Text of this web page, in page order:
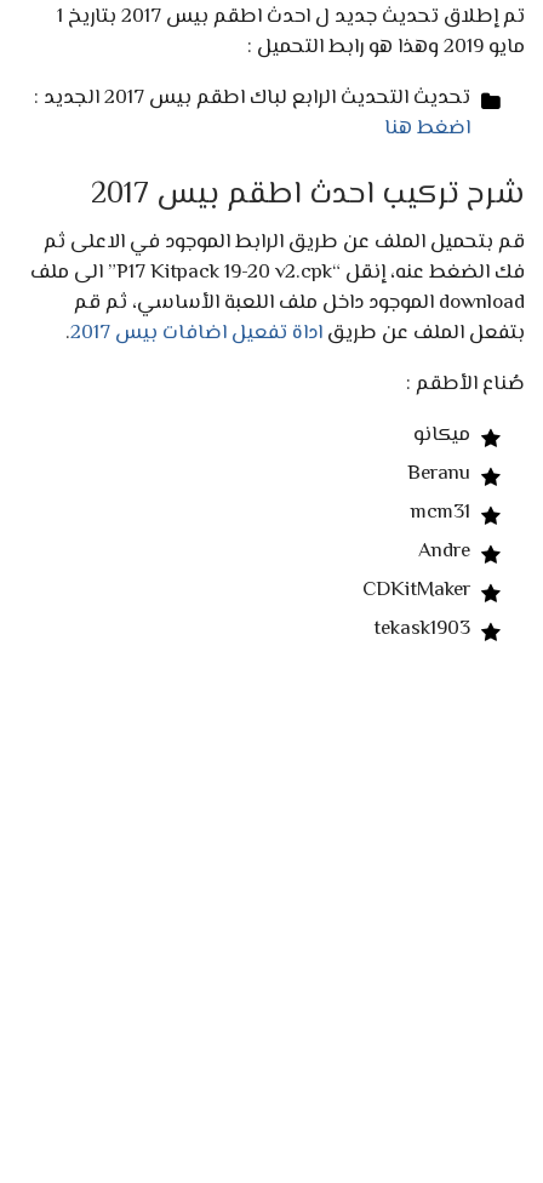
تم إطلاق تحديث جديد ل احدث اطقم بيس 2017 بتاريخ 1
مايو 2019 وهذا هو رابط التحميل :
تحديث التحديث الرابع لباك اطقم بيس 2017 الجديد :
اضغط هنا
شرح تركيب احدث اطقم بيس 2017
قم بتحميل الملف عن طريق الرابط الموجود في الاعلى ثم
فك الضغط عنه، إنقل “P17 Kitpack 19-20 v2.cpk” الى ملف
download الموجود داخل ملف اللعبة الأساسي، ثم قم
بتفعل الملف عن طريقاداة تفعيل اضافات بيس 2017
.
صُناع الأطقم :
ميكانو
Beranu
mcm31
Andre
CDKitMaker
tekask1903